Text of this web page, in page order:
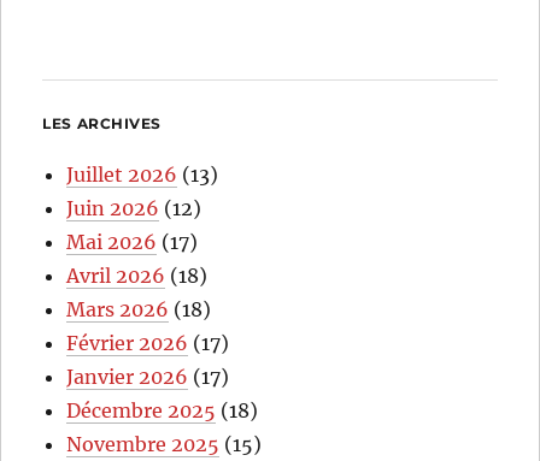
LES ARCHIVES
Juillet 2026 (13)
Juin 2026 (12)
Mai 2026 (17)
Avril 2026 (18)
Mars 2026 (18)
Février 2026 (17)
Janvier 2026 (17)
Décembre 2025 (18)
Novembre 2025 (15)